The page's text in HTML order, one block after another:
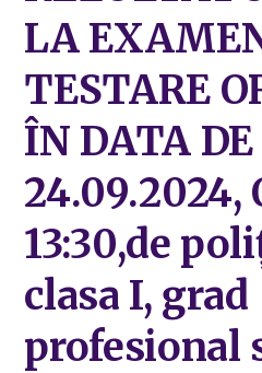
LA
TESTARE
ÎN DATA DE
24.09.2024,
13:30,de
clasa I, grad
profesional